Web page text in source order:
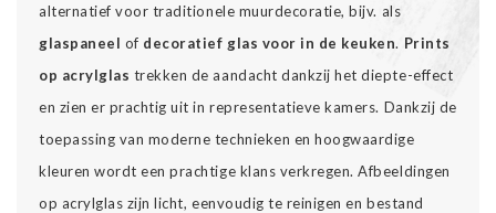
alternatief voor traditionele muurdecoratie, bijv. als
glaspaneel of decoratief glas voor in de keuken. Prints
op acrylglas trekken de aandacht dankzij het diepte-effect
en zien er prachtig uit in representatieve kamers. Dankzij de
toepassing van moderne technieken en hoogwaardige
kleuren wordt een prachtige klans verkregen. Afbeeldingen
op acrylglas zijn licht, eenvoudig te reinigen en bestand